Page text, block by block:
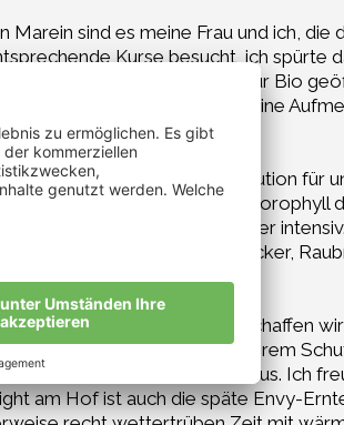
sind es meine Frau und ich, die
Kurse besucht, ich spürte
Frau hat mir die Augen für Bio
sie tut und hat allgemein meine
Wege.
Anbaus eine kleine Revolution für
Sie schadet dem Chlorophyll
die Farbe der Früchte weniger
Zehrwespen, Ohrenzwicker,
Zeit wachsen lassen, schaffen
Braeburn und Envy in ihrem
sein wie der Golden Delicious. Ich
am Hof ist auch die späte Envy-